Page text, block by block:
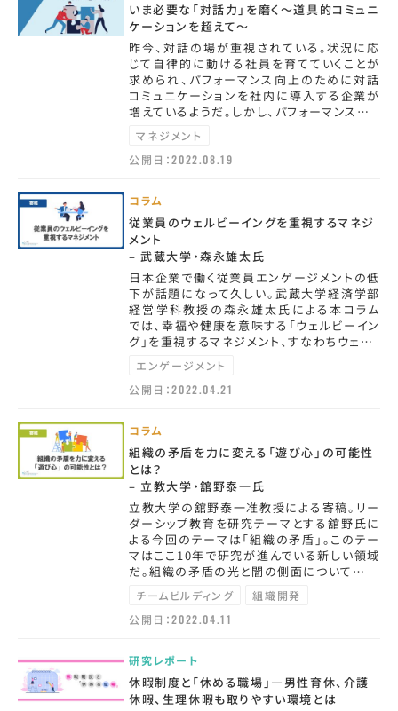
いま必要な「対話力」を磨く～道具的コミュニ
ケーションを超えて～
昨今、対話の場が重視されている。状況に応
じて自律的に動ける社員を育てていくことが
求められ、パフォーマンス向上のために対話
コミュニケーションを社内に導入する企業が
増えているようだ。しかし、パフォーマンス…
マネジメント
公開日：2022.08.19
コラム
従業員のウェルビーイングを重視するマネジ
メント
– 武蔵大学・森永雄太氏
日本企業で働く従業員エンゲージメントの低
下が話題になって久しい。武蔵大学経済学部
経営学科教授の森永雄太氏による本コラム
では、幸福や健康を意味する「ウェルビーイン
グ」を重視するマネジメント、すなわちウェ…
エンゲージメント
公開日：2022.04.21
コラム
組織の矛盾を力に変える「遊び心」の可能性
とは？
– 立教大学・舘野泰一氏
立教大学の舘野泰一准教授による寄稿。リー
ダーシップ教育を研究テーマとする舘野氏に
よる今回のテーマは「組織の矛盾」。このテー
マはここ10年で研究が進んでいる新しい領域
だ。組織の矛盾の光と闇の側面について…
チームビルディング
組織開発
公開日：2022.04.11
研究レポート
休暇制度と「休める職場」―男性育休、介護
休暇、生理休暇も取りやすい環境とは